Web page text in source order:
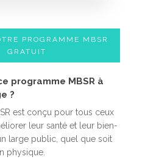
PROGRAMME MBSR
GRATUIT
programme MBSR à
?
est conçu pour tous ceux
leur santé et leur bien-
large public, quel que soit
physique.